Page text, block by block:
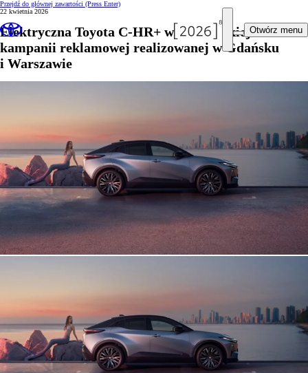
Przejdź do głównej zawartości (Press Enter)
Otwórz menu
22 kwietnia 2026
Elektryczna Toyota C-HR+ w europejskiej
kampanii reklamowej realizowanej w Gdańsku
i Warszawie